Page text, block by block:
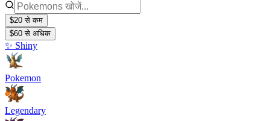
$20 से कम
$60 से अधिक
✨ Shiny
Pokemon
Legendary